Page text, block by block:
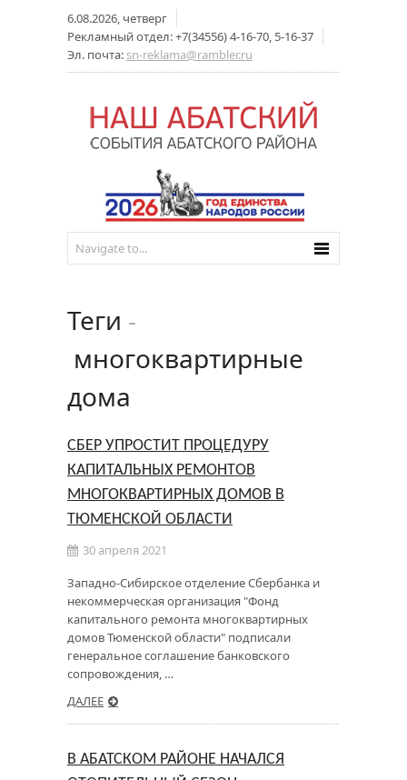
6.08.2026, четверг
Рекламный отдел: +7(34556) 4-16-70, 5-16-37
Эл. почта: sn-reklama@rambler.ru
Теги -
многоквартирные
дома
СБЕР УПРОСТИТ ПРОЦЕДУРУ
КАПИТАЛЬНЫХ РЕМОНТОВ
МНОГОКВАРТИРНЫХ ДОМОВ В
ТЮМЕНСКОЙ ОБЛАСТИ
30 апреля 2021
Западно-Сибирское отделение Сбербанка и
некоммерческая организация "Фонд
капитального ремонта многоквартирных
домов Тюменской области" подписали
генеральное соглашение банковского
сопровождения, …
ДАЛЕЕ
В АБАТСКОМ РАЙОНЕ НАЧАЛСЯ